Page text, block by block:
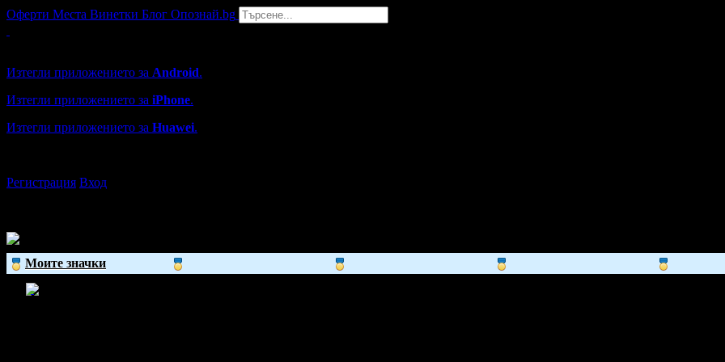
Оферти Места Винетки Блог Опознай.bg
Изтегли приложението за Android.
Изтегли приложението за iPhone.
Изтегли приложението за Huawei.
Регистрация Вход
Моите значки